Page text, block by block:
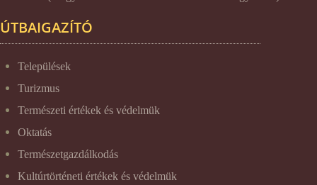
ÚTBAIGAZÍTÓ
Települések
Turizmus
Természeti értékek és védelmük
Oktatás
Természetgazdálkodás
Kultúrtörténeti értékek és védelmük